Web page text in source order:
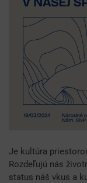
Je kultúra
Rozdeľujú nás
status náš vkus a